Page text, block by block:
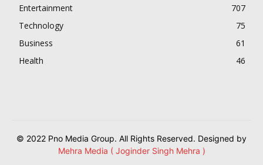
Entertainment
707
Technology
75
Business
61
Health
46
© 2022 Pno Media Group. All Rights Reserved. Designed by
Mehra Media ( Joginder Singh Mehra )